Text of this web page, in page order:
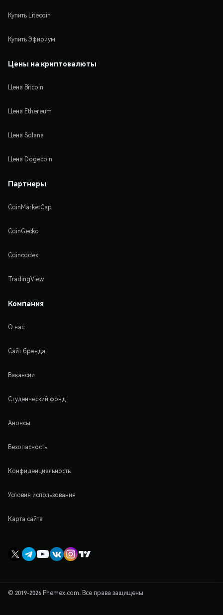
Купить Litecoin
Купить Эфириум
Цены на криптовалюты
Цена Bitcoin
Цена Ethereum
Цена Solana
Цена Dogecoin
Партнеры
CoinMarketCap
CoinGecko
Coincodex
TradingView
Компания
О нас
Сайт бренда
Вакансии
Студенческий фонд
Анонсы
Безопасность
Конфиденциальность
Условия использования
Карта сайта
© 2019-2026 Phemex.com. Все права защищены